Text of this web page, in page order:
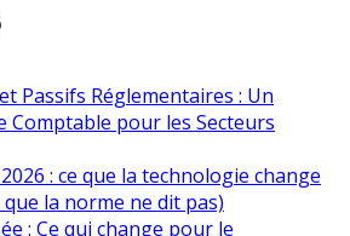
Passifs Réglementaires : Un
Comptable pour les Secteurs
: ce que la technologie change
la norme ne dit pas)
: Ce qui change pour le